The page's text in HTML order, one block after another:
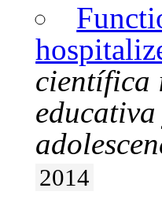
científica
2014